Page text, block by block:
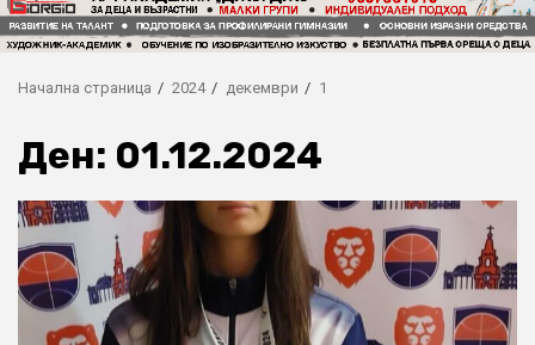
Начална страница 2024 декември 1
Ден: 01.12.2024